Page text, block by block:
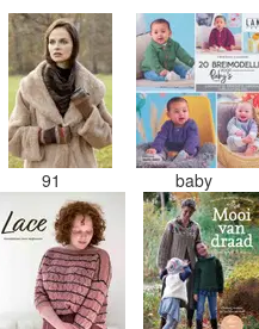
91 baby